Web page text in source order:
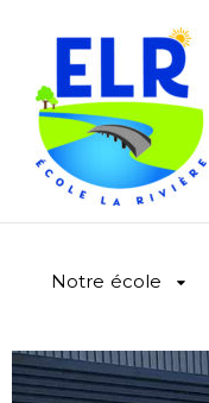
Notre école